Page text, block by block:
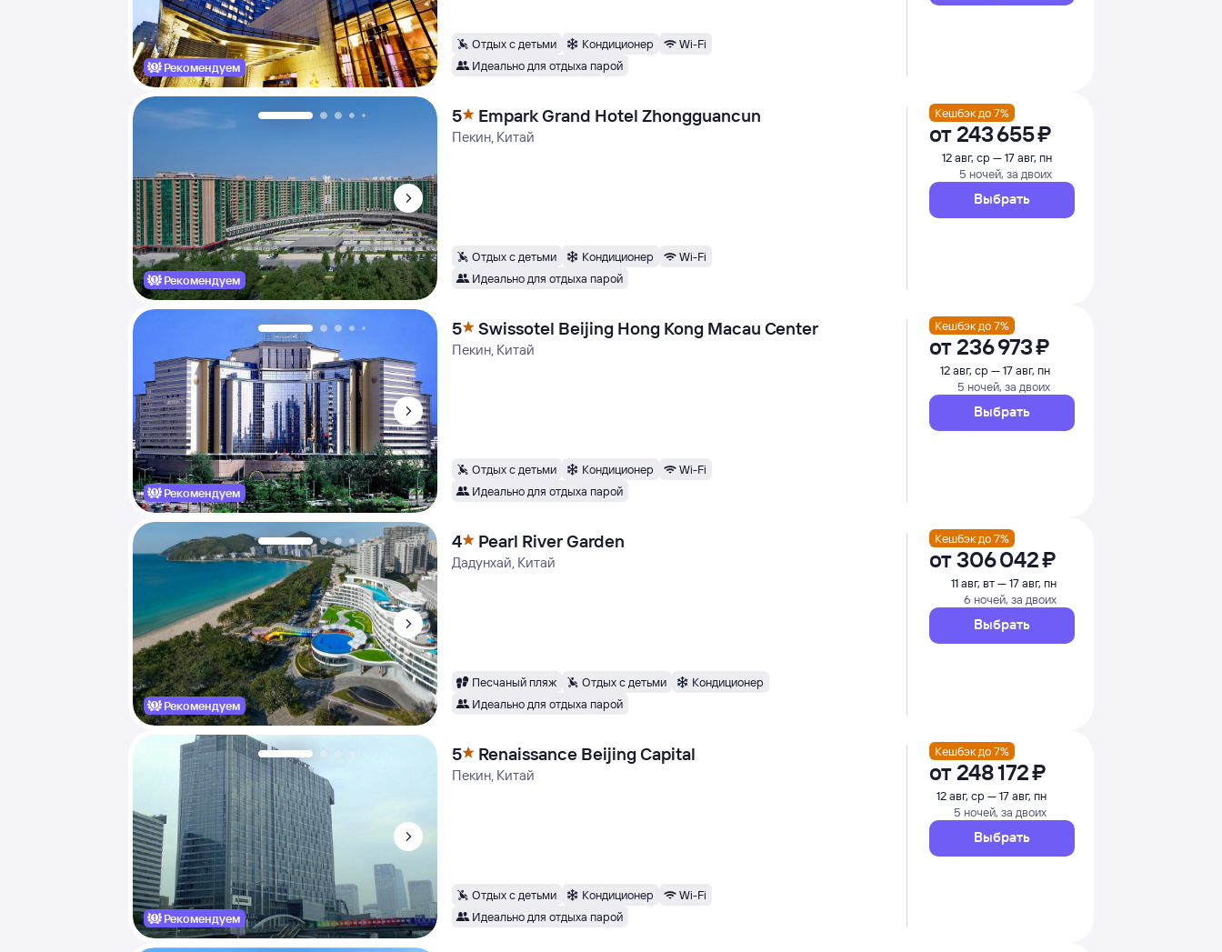
Рекомендуем
Отдых с детьми Кондиционер
Wi-Fi
Идеально для отдыха парой
Рекомендуем
5 Empark Grand Hotel Zhongguancun
Пекин, Китай
Отдых с детьми Кондиционер
Wi-Fi
Идеально для отдыха парой
Кешбэк до 7%
от 243 ⁠655 ⁠₽
12 авг, ср — 17 авг, пн
5 ночей, за двоих
Выбрать
Рекомендуем
5 Swissotel Beijing Hong Kong Macau Center
Пекин, Китай
Отдых с детьми Кондиционер
Wi-Fi
Идеально для отдыха парой
Кешбэк до 7%
от 236 ⁠973 ⁠₽
12 авг, ср — 17 авг, пн
5 ночей, за двоих
Выбрать
Рекомендуем
4 Pearl River Garden
Дадунхай, Китай
Песчаный пляж Отдых с детьми
Кондиционер
Идеально для отдыха парой
Кешбэк до 7%
от306 ⁠042 ⁠₽
11 авг, вт — 17 авг, пн
6 ночей, за двоих
Выбрать
Рекомендуем
5 Renaissance Beijing Capital
Пекин, Китай
Отдых с детьми Кондиционер
Wi-Fi
Идеально для отдыха парой
Кешбэк до 7%
от 248 ⁠172 ⁠₽
12 авг, ср — 17 авг, пн
5 ночей, за двоих
Выбрать